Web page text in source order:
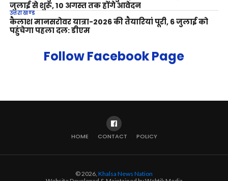
जुलाई से शुरू, 10 अगस्त तक होंगे आवेदन
उत्तराखण्ड
कैलाश मानसरोवर यात्रा-2026 की तैयारियां पूरी, 6 जुलाई को
पहुंचेगा पहला दल: डीएम
Follow Facebook Page
HOME CONTACT POLICY
© 2026, Khalsa News Nation